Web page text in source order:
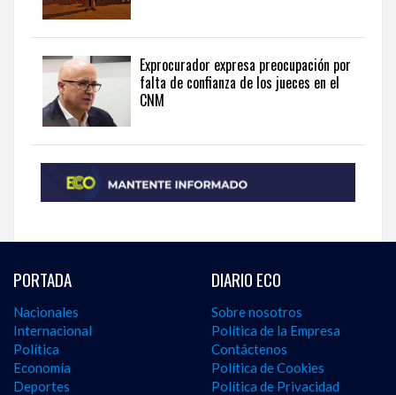
Exprocurador expresa preocupación por
falta de confianza de los jueces en el
CNM
PORTADA
Nacionales
Internacional
Política
Economía
Deportes
DIARIO ECO
Sobre nosotros
Política de la Empresa
Contáctenos
Política de Cookies
Política de Privacidad